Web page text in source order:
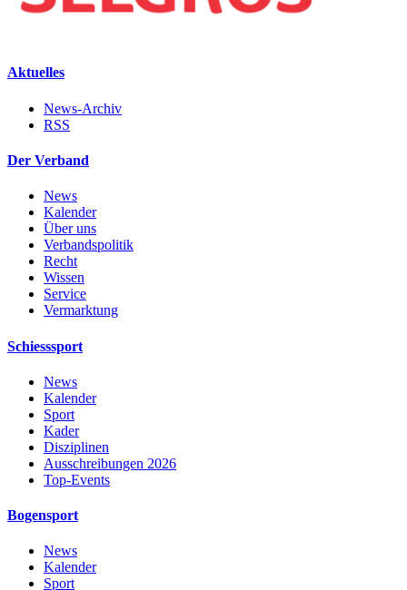
Aktuelles
News-Archiv
RSS
Der Verband
News
Kalender
Über uns
Verbandspolitik
Recht
Wissen
Service
Vermarktung
Schiesssport
News
Kalender
Sport
Kader
Disziplinen
Ausschreibungen 2026
Top-Events
Bogensport
News
Kalender
Sport